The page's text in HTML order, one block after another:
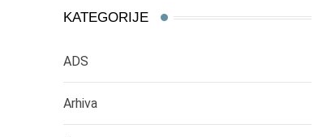
KATEGORIJE
ADS
Arhiva